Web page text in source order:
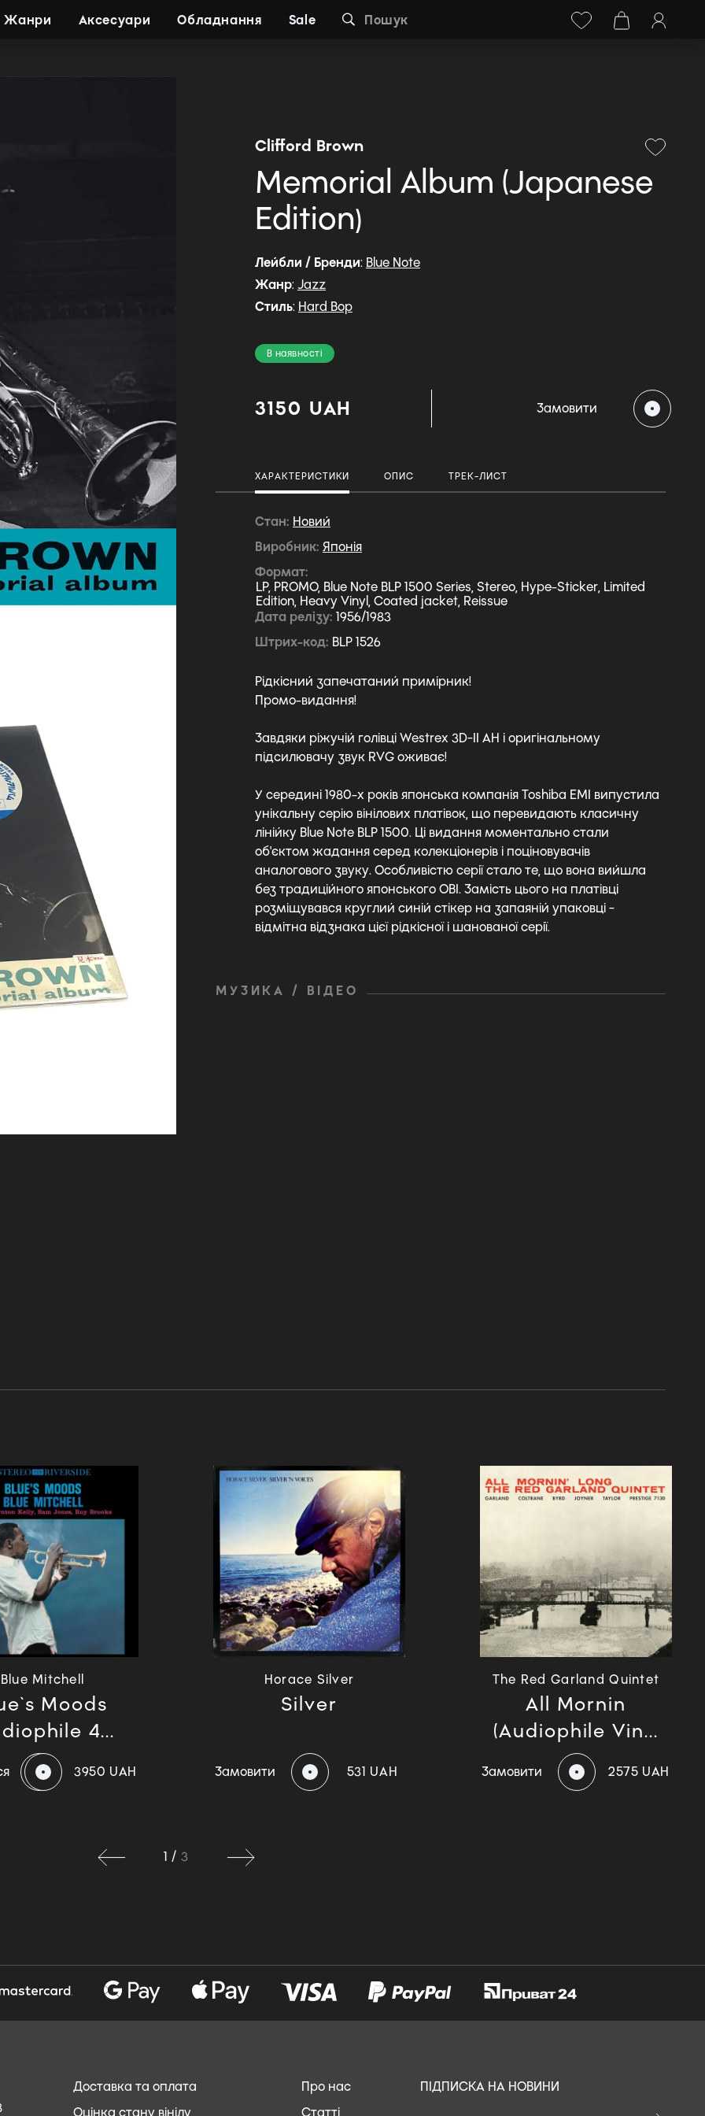
+38 (068) 778-40-38
Жанри Аксесуари Обладнання Sale Пошук
Clifford Brown
Memorial Album (Japanese
Edition)
Лейбли / Бренди: Blue Note
Жанр: Jazz
Стиль: Hard Bop
В наявності
3150 UAH Замовити
ХАРАКТЕРИСТИКИ ОПИС ТРЕК-ЛИСТ
Стан Новий
Виробник Японія
Формат
LP, PROMO, Blue Note BLP 1500 Series, Stereo, Hype-Sticker, Limited
Edition, Heavy Vinyl, Coated jacket, Reissue
Дата релізу 1956/1983
Штрих-код BLP 1526
Рідкісний запечатаний примірник!
Промо-видання!
Завдяки ріжучій голівці Westrex 3D-II AH і оригінальному
підсилювачу звук RVG оживає!
У середині 1980-х років японська компанія Toshiba EMI випустила
унікальну серію вінілових платівок, що перевидають класичну
лінійку Blue Note BLP 1500. Ці видання моментально стали
об'єктом жадання серед колекціонерів і поціновувачів
аналогового звуку. Особливістю серії стало те, що вона вийшла
без традиційного японського OBI. Замість цього на платівці
розміщувався круглий синій стікер на запаяній упаковці -
відмітна відзнака цієї рідкісної і шанованої серії.
МУЗИКА / ВІДЕО
Blue Mitchell
Moods
4...
3950 UAH
Horace Silver
Silver
Замовити 531 UAH
The Red Garland Quintet
All Mornin
(Audiophile Vin...
Замовити 2575 UAH
1 / 3
Доставка та оплата
Оцінка стану вінілу
Про нас
Статті
ПІДПИСКА НА НОВИНИ